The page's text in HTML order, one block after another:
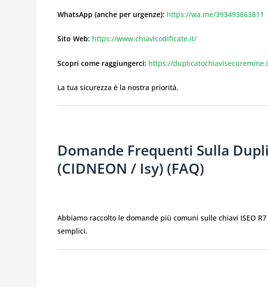
WhatsApp (anche per urgenze): https://wa.me/393493863811
Sito Web: https://www.chiavicodificate.it/
Scopri come raggiungerci: https://
La tua sicurezza è la nostra priorità.
Domande Frequenti Sulla
(CIDNEON / Isy) (FAQ)
Abbiamo raccolto le domande più comuni sulle chiavi ISEO
semplici.